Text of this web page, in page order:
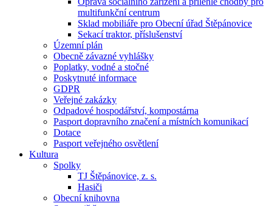
multifunkční centrum
Sklad mobiliáře pro Obecní úřad Štěpánovice
Sekací traktor, příslušenství
Územní plán
Obecně závazné vyhlášky
Poplatky, vodné a stočné
Poskytnuté informace
GDPR
Veřejné zakázky
Odpadové hospodářství, kompostárna
Pasport dopravního značení a místních komunikací
Dotace
Pasport veřejného osvětlení
Kultura
Spolky
TJ Štěpánovice, z. s.
Hasiči
Obecní knihovna